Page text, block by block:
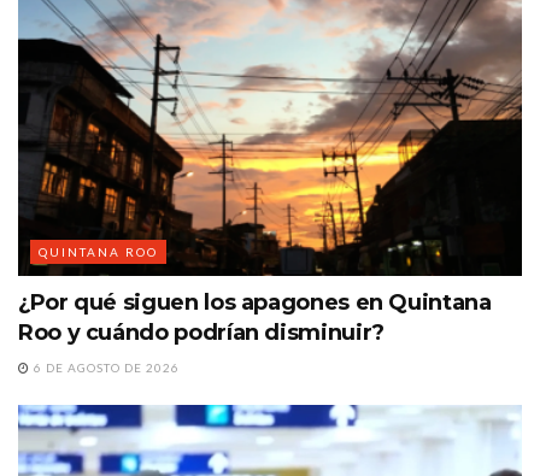
QUINTANA ROO
¿Por qué siguen los apagones en Quintana
Roo y cuándo podrían disminuir?
6 DE AGOSTO DE 2026